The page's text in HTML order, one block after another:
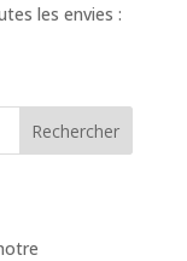
les envies :
Rechercher